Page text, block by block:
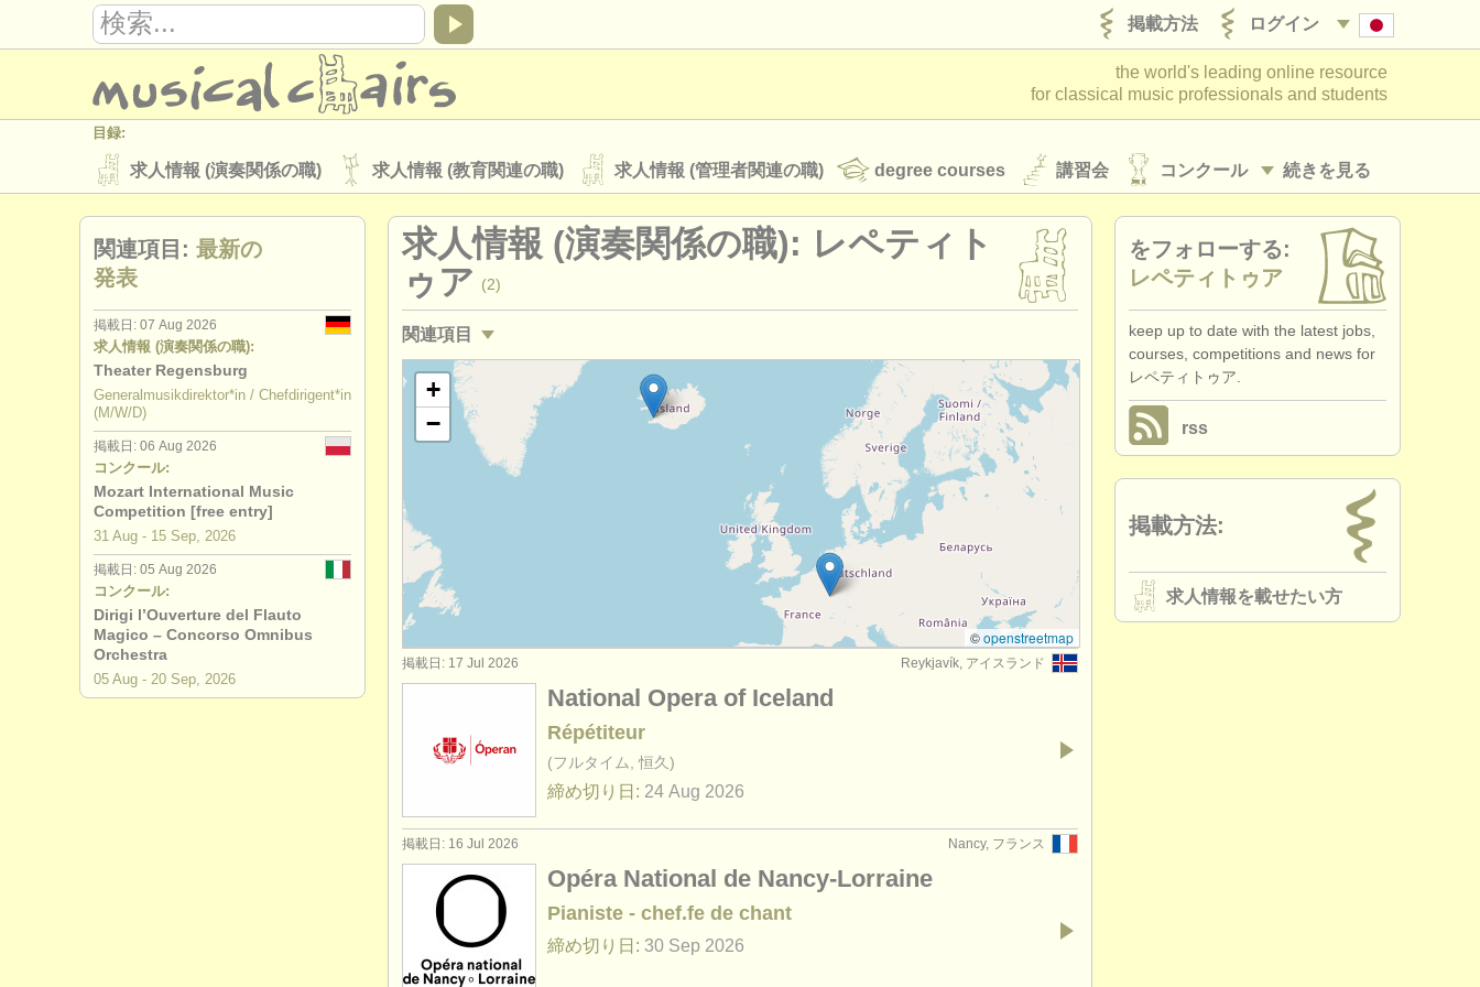
ログイン
掲載方法
the world's leading online resource
for classical music professionals and students
目録:
続きを見る
求人情報 (演奏関係の職) 求人情報 (教育関連の職) 求人情報 (管理者関連の職) degree courses 講習会 コンクール
楽器の販売 盗まれた楽器
ディレクトリー:
ユース オーケストラ
musicalchairs:
musicalchairsについて お問い合わせ rss feeds クラシック音楽ニュース
出版社:
掲載方法 find out about our ATS ATSfaq
求人情報 (演奏関係の職): レペティト
ゥア (2)
関連項目
求人情報 (演奏関係の職): 指揮 (3)
求人情報 (教育関連の職): 指揮
求人情報 (教育関連の職): レペティトゥア
求人情報 (教育関連の職): 合唱指揮者
講習会: 指揮
degree courses: 指揮
コンクール: 指揮
コンクール: レペティトゥア
+
−
©openstreetmap
Reykjavík, アイスランド
掲載日: 17 Jul 2026
National Opera of Iceland
Répétiteur
(フルタイム, 恒久)
締め切り日: 24 Aug 2026
Nancy, フランス
掲載日: 16 Jul 2026
Opéra National de Nancy-Lorraine
Pianiste - chef.fe de chant
締め切り日: 30 Sep 2026
関連項目: 最新の
発表
掲載日: 07 Aug 2026
求人情報 (演奏関係の職):
Theater Regensburg
Generalmusikdirektor*in / Chefdirigent*in
(M/W/D)
掲載日: 06 Aug 2026
コンクール:
Mozart International Music
Competition [free entry]
31 Aug - 15 Sep, 2026
掲載日: 05 Aug 2026
コンクール:
Dirigi l’Ouverture del Flauto
Magico – Concorso Omnibus
Orchestra
05 Aug - 20 Sep, 2026
をフォローする:
レペティトゥア
keep up to date with the latest jobs,
courses, competitions and news for
レペティトゥア.
rss
掲載方法:
求人情報を載せたい方